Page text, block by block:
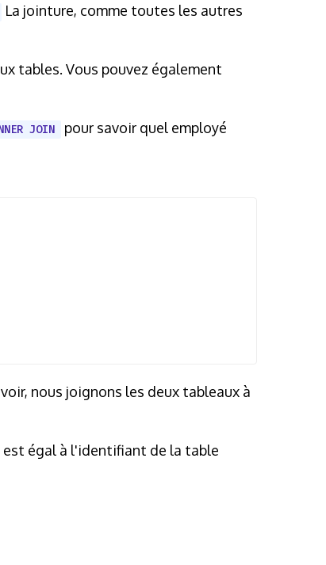
La jointure, comme toutes les autres
tables. Vous pouvez également
JOIN
pour savoir quel employé
nous joignons les deux tableaux à
est égal à l'identifiant de la table